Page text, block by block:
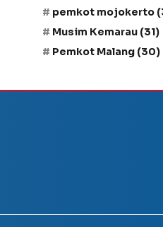
pemkot mojokerto
Musim Kemarau (31)
Pemkot Malang (30)